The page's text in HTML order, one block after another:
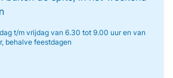
t/m vrijdag van 6.30 tot 9.00 uur en van
behalve feestdagen